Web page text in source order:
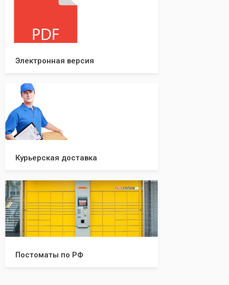
уверенность в прохождении регистрации
Электронная версия
Курьерская доставка
Постоматы по РФ